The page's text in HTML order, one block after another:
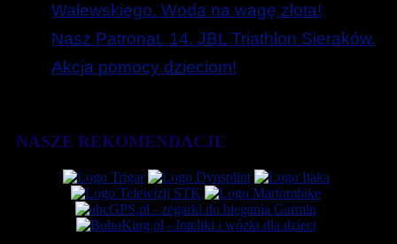
Walewskiego. Woda na wagę złota!
Nasz Patronat. 14. JBL Triathlon Sieraków.
Akcja pomocy dzieciom!
NASZE REKOMENDACJE